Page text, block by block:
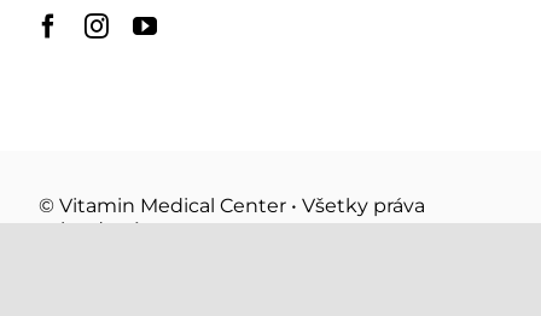
© Vitamin Medical Center • Všetky práva
vyhradené